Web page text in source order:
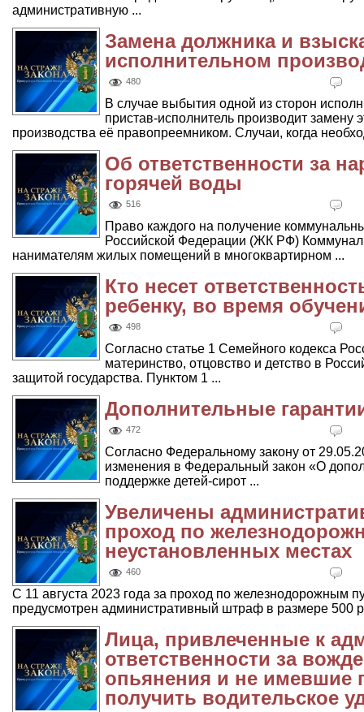
административную ...
Замена должника и
исполнительном
480
В случае выбытия одной из сторон
пристав-исполнитель производит замену
производства её правопреемником. Случаи, когда
Об ответственности за
горячей воды
516
Право каждого на получение
Российской Федерации (ЖК РФ)
нанимателям жилых помещений в многоквартирном ...
Кто несет
ребенку, во время
498
Согласно статье 1 Семейного кодекса
материнство, отцовство и детство в
защитой государства. Пунктом 1 ...
Дополнительные
472
Согласно Федеральному закону от
изменения в Федеральный закон «О
поддержке детей-сирот ...
Увеличены
проход по
неустановленных местах
460
С 11 августа 2023 года за проход по железнодорожным
предусмотрен административный штраф в размере 500
Лица, привлеченные к
ответственности за
опьянения и не имевшие
получить водительское